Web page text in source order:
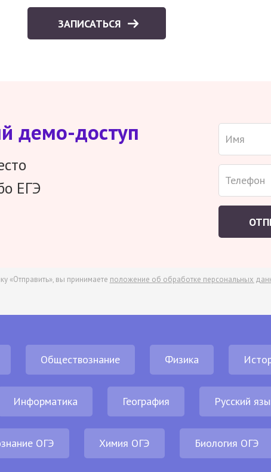
ЗАПИСАТЬСЯ
демо-доступ
ЕГЭ
«Отправить», вы принимаете положение об обработке персональных
Обществознание Физика
Информатика География Русский
ОГЭ Химия ОГЭ Биология ОГЭ